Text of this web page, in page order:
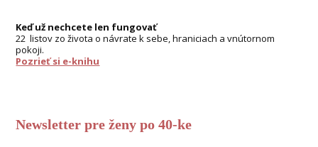
Keď už nechcete len fungovať
22 listov zo života o návrate k sebe, hraniciach a vnútornom
pokoji.
Pozrieť si e-knihu
Newsletter pre ženy po 40-ke